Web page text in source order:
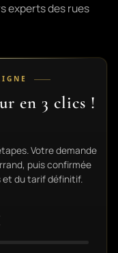
experts des rues
en 3 clics !
Votre demande
puis confirmée
et du tarif définitif.